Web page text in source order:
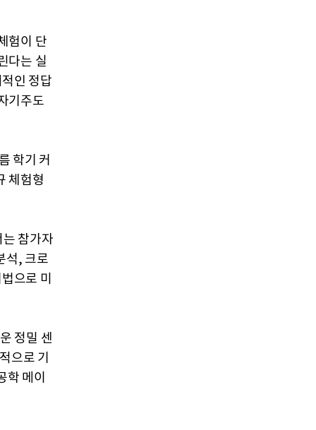
험이 단
다는 실
인 정답
기주도
학기 커
체험형
는 참가자
석, 크로
으로 미
정밀 센
으로 기
학 메이